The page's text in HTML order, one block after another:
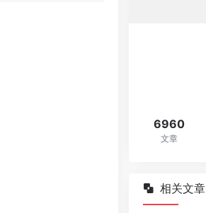
6960
文章
相关文章